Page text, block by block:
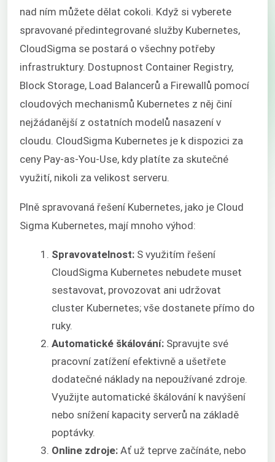
nad ním můžete dělat cokoli. Když si vyberete
spravované předintegrované služby Kubernetes,
CloudSigma se postará o všechny potřeby
infrastruktury. Dostupnost Container Registry,
Block Storage, Load Balancerů a Firewallů pomocí
cloudových mechanismů Kubernetes z něj činí
nejžádanější z ostatních modelů nasazení v
cloudu. CloudSigma Kubernetes je k dispozici za
ceny Pay-as-You-Use, kdy platíte za skutečné
využití, nikoli za velikost serveru.
Plně spravovaná řešení Kubernetes, jako je Cloud
Sigma Kubernetes, mají mnoho výhod:
Spravovatelnost: S využitím řešení
CloudSigma Kubernetes nebudete muset
sestavovat, provozovat ani udržovat
cluster Kubernetes; vše dostanete přímo do
ruky.
Automatické škálování: Spravujte své
pracovní zatížení efektivně a ušetřete
dodatečné náklady na nepoužívané zdroje.
Využijte automatické škálování k navýšení
nebo snížení kapacity serverů na základě
poptávky.
Online zdroje: Ať už teprve začínáte, nebo